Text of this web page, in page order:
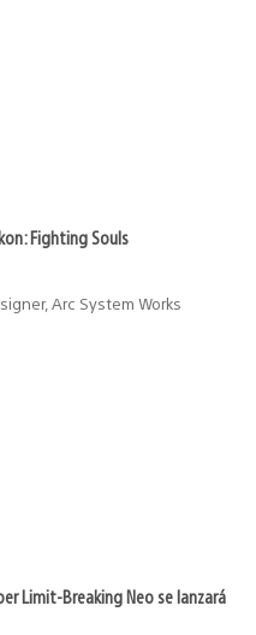
Fighting Souls
Arc System Works
Limit-Breaking Neo se lanzará